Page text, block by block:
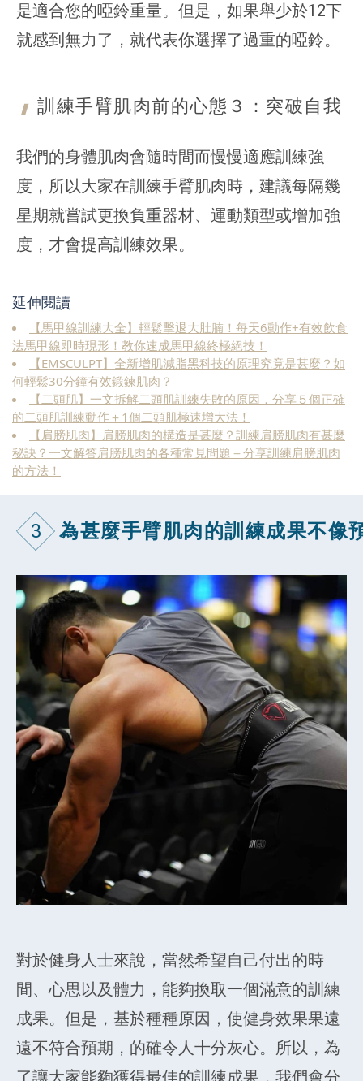
是適合您的啞鈴重量。但是，如果舉少於12下
就感到無力了，就代表你選擇了過重的啞鈴。
訓練手臂肌肉前的心態３： 突破自我
我們的身體肌肉會隨時間而慢慢適應訓練強
度，所以大家在訓練手臂肌肉時，建議每隔幾
星期就嘗試更換負重器材、運動類型或增加強
度，才會提高訓練效果。
延伸閱讀
【馬甲線訓練大全】輕鬆擊退大肚腩！每天6動作+有效飲食
法馬甲線即時現形！教你速成馬甲線終極絕技！
【EMSCULPT】全新增肌減脂黑科技的原理究竟是甚麼？如
何輕鬆30分鐘有效鍛鍊肌肉？
【二頭肌】一文拆解二頭肌訓練失敗的原因，分享５個正確
的二頭肌訓練動作＋1個二頭肌極速增大法！
【肩膀肌肉】肩膀肌肉的構造是甚麼？訓練肩膀肌肉有甚麼
秘訣？一文解答肩膀肌肉的各種常見問題＋分享訓練肩膀肌肉
的方法！
3 為甚麼手臂肌肉的訓練成果不像
對於健身人士來說，當然希望自己付出的時
間、心思以及體力，能夠換取一個滿意的訓練
成果。但是，基於種種原因，使健身效果果遠
遠不符合預期，的確令人十分灰心。所以，為